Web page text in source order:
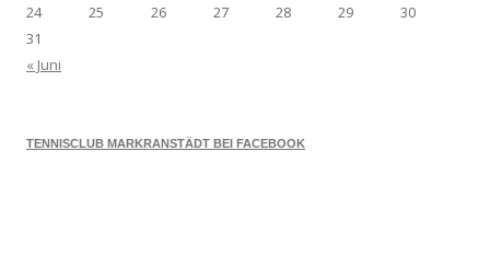
24
25 26 27 28 29
30
31
« Juni
TENNISCLUB MARKRANSTÄDT BEI FACEBOOK